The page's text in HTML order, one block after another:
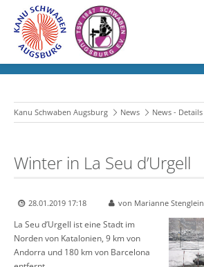
Kanu Schwaben Augsburg News News - Details
Winter in La Seu d’Urgell
28.01.2019 17:18 von Marianne Stenglein
La Seu d’Urgell ist eine Stadt im
Norden von Katalonien, 9 km von
Andorra und 180 km von Barcelona